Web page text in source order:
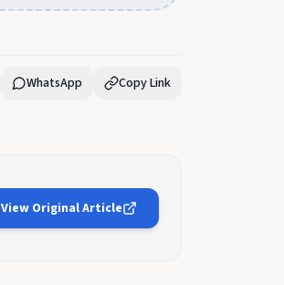
WhatsApp Copy Link
View Original Article